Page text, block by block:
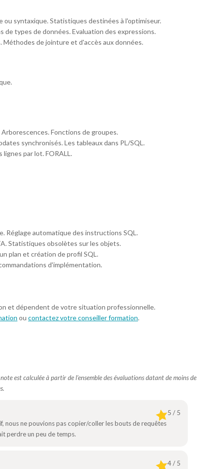
syntaxique. Statistiques destinées à l'optimiseur.
types de données. Evaluation des expressions.
de jointure et d'accès aux données.
Fonctions de groupes.
synchronisés. Les tableaux dans PL/SQL.
par lot. FORALL.
Réglage automatique des instructions SQL.
Statistiques obsolètes sur les objets.
plan et création de profil SQL.
d'implémentation.
et dépendent de votre situation professionnelle.
ou contactez votre conseiller formation.
est calculée à partir de l’ensemble des évaluations datant de moins de
5 / 5
nous ne pouvions pas copier/coller les bouts de requêtes
perdre un peu de temps.
4 / 5